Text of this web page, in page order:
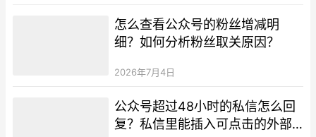
怎么查看公众号的粉丝增减明
细？如何分析粉丝取关原因？
2026年7月4日
公众号超过48小时的私信怎么回
复？私信里能插入可点击的外部